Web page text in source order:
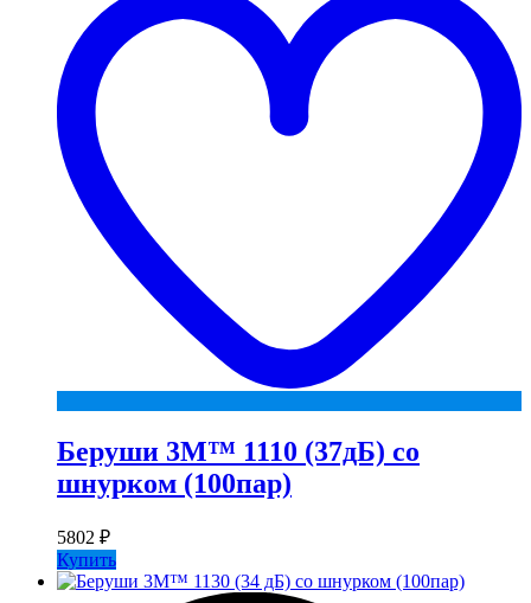
Беруши 3М™ 1110 (37дБ) со
шнурком (100пар)
5802 ₽
Купить